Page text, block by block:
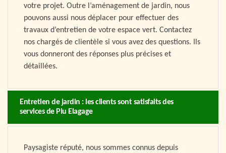
votre projet. Outre l’aménagement de jardin, nous
pouvons aussi nous déplacer pour effectuer des
travaux d’entretien de votre espace vert. Contactez
nos chargés de clientèle si vous avez des questions. Ils
vous donneront des réponses plus précises et
détaillées.
Entretien de jardin : les clients sont satisfaits des
services de Plu Elagage
Paysagiste réputé, nous sommes connus depuis